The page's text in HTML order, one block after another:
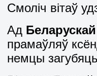
Смоліч вітаў
Ад
прамаўляў
немцы